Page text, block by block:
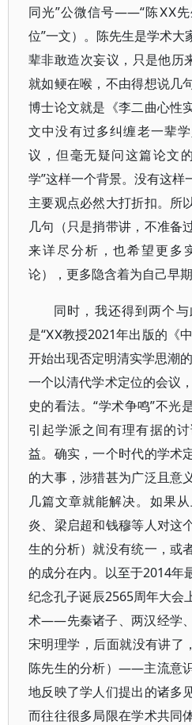
同光”公微信号——“陈ⅩⅩ先
位”一文）。陈先生是学术
辈非敢造次妄议，只是他历
就如鲠在喉，不由得想说几
博士论文就是《李二曲心性
文中没有过多纠缠老一辈
议，但毫无疑问这篇论文
学”这样一个背景。没有这样
主要观点必然大打折扣。所
几句（只是捎带讲，不准备
来详尽分析，也希望更多
论），更多隐含着为自己早
同时，我还得到两个
是“ⅩⅩ教授2021年出版的《
开始出现否定明清实学思潮
一个以清代学术定位的会议
史的看法。“学术争鸣”不光
引起学派之间有理有据的
益。确实，一个时代的学术
的大事，涉猎甚为广泛且意
几篇文章就能解决。如果
炎、梁启超和钱穆等人对这
生的分析）就没有统一，或
的成分在内。以至于2014年
纪念孔子诞辰2565周年大会
术——先秦诸子、两汉经学、
宋明理学，后面就没有讲了
陈先生的分析）——主流意
地反映了学人们提出的诸多
而往往很多局限在学术共同